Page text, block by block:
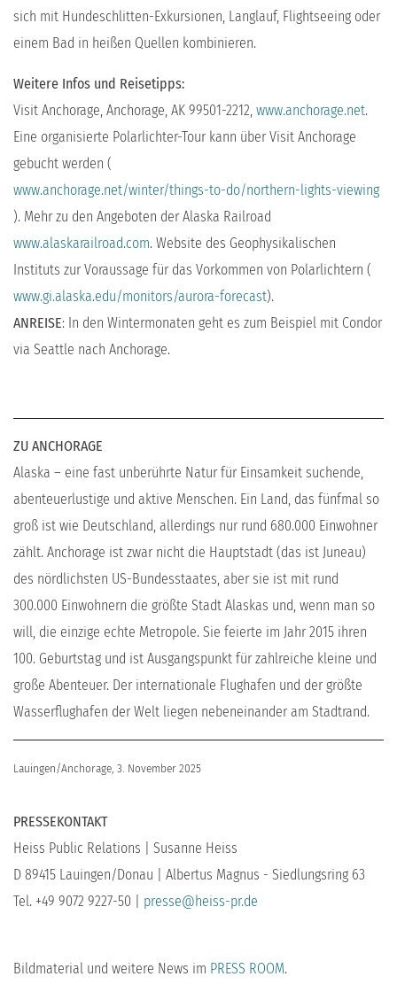
sich mit Hundeschlitten-Exkursionen, Langlauf, Flightseeing oder
einem Bad in heißen Quellen kombinieren.
Weitere Infos und Reisetipps:
Visit Anchorage, Anchorage, AK 99501-2212, www.anchorage.net.
Eine organisierte Polarlichter-Tour kann über Visit Anchorage
gebucht werden (
www.anchorage.net/winter/things-to-do/northern-lights-viewing
). Mehr zu den Angeboten der Alaska Railroad
www.alaskarailroad.com. Website des Geophysikalischen
Instituts zur Voraussage für das Vorkommen von Polarlichtern (
www.gi.alaska.edu/monitors/aurora-forecast).
ANREISE: In den Wintermonaten geht es zum Beispiel mit Condor
via Seattle nach Anchorage.
ZU ANCHORAGE
Alaska – eine fast unberührte Natur für Einsamkeit suchende,
abenteuerlustige und aktive Menschen. Ein Land, das fünfmal so
groß ist wie Deutschland, allerdings nur rund 680.000 Einwohner
zählt. Anchorage ist zwar nicht die Hauptstadt (das ist Juneau)
des nördlichsten US-Bundesstaates, aber sie ist mit rund
300.000 Einwohnern die größte Stadt Alaskas und, wenn man so
will, die einzige echte Metropole. Sie feierte im Jahr 2015 ihren
100. Geburtstag und ist Ausgangspunkt für zahlreiche kleine und
große Abenteuer. Der internationale Flughafen und der größte
Wasserflughafen der Welt liegen nebeneinander am Stadtrand.
Lauingen/Anchorage, 3. November 2025
PRESSEKONTAKT
Heiss Public Relations | Susanne Heiss
D 89415 Lauingen/Donau | Albertus Magnus - Siedlungsring 63
Tel. +49 9072 9227-50 | presse@heiss-pr.de
Bildmaterial und weitere News im PRESS ROOM.